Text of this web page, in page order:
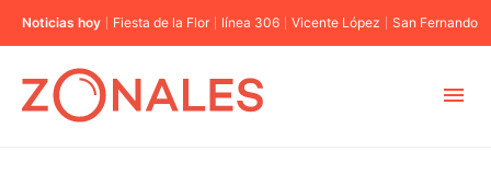
Noticias hoy Fiesta de la Flor línea 306 Vicente López San Fernando